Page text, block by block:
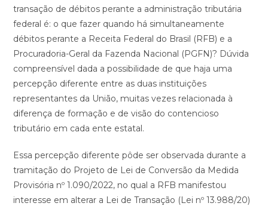
transação de débitos perante a administração tributária
federal é: o que fazer quando há simultaneamente
débitos perante a Receita Federal do Brasil (RFB) e a
Procuradoria-Geral da Fazenda Nacional (PGFN)? Dúvida
compreensível dada a possibilidade de que haja uma
percepção diferente entre as duas instituições
representantes da União, muitas vezes relacionada à
diferença de formação e de visão do contencioso
tributário em cada ente estatal.
Essa percepção diferente pôde ser observada durante a
tramitação do Projeto de Lei de Conversão da Medida
Provisória nº 1.090/2022, no qual a RFB manifestou
interesse em alterar a Lei de Transação (Lei nº 13.988/20)